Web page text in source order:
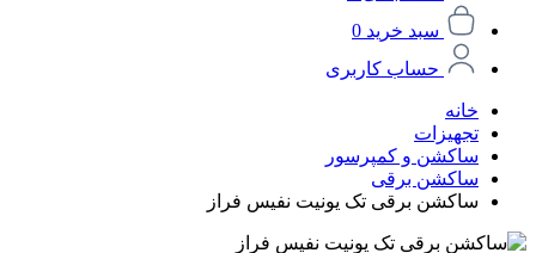
سبد خرید 0
حساب کاربری
خانه
تجهیزات
ساکشن و کمپرسور
ساکشن برقی
ساکشن برقی تک یونیت نفیس فراز